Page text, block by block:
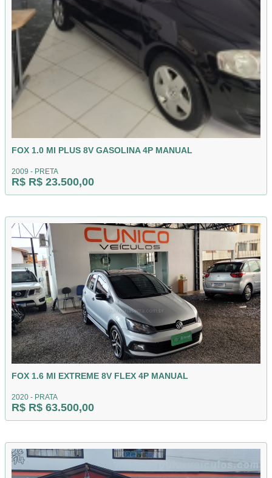
FOX 1.0 MI PLUS 8V GASOLINA 4P MANUAL
2009 - PRETA
R$ R$ 23.500,00
FOX 1.6 MI EXTREME 8V FLEX 4P MANUAL
2020 - PRATA
R$ R$ 63.500,00